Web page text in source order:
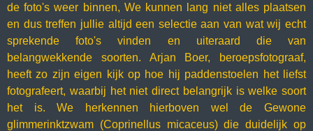
de foto's weer binnen, We kunnen lang niet alles plaatsen
en dus treffen jullie altijd een selectie aan van wat wij echt
sprekende foto's vinden en uiteraard die van
belangwekkende soorten. Arjan Boer, beroepsfotograaf,
heeft zo zijn eigen kijk op hoe hij paddenstoelen het liefst
fotografeert, waarbij het niet direct belangrijk is welke soort
het is. We herkennen hierboven wel de Gewone
glimmerinktzwam (Coprinellus micaceus) die duidelijk op